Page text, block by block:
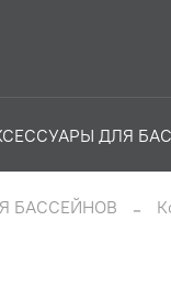
ДЛЯ
БАССЕЙНОВ